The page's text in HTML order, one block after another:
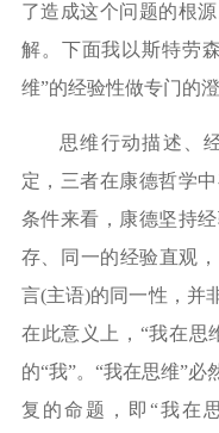
了造成这个问题的根
解。下面我以斯特劳
维”的经验性做专门的澄
思维行动描述、
定，三者在康德哲学
条件来看，康德坚持
存、同一的经验直观
言(主语)的同一性，并
在此意义上，“我在思
的“我”。“我在思维”
复的命题，即“我在